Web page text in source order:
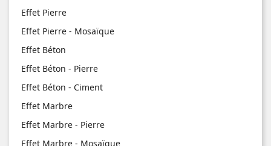
Effet Pierre
Effet Pierre - Mosaïque
Effet Béton
Effet Béton - Pierre
Effet Béton - Ciment
Effet Marbre
Effet Marbre - Pierre
Effet Marbre - Mosaïque